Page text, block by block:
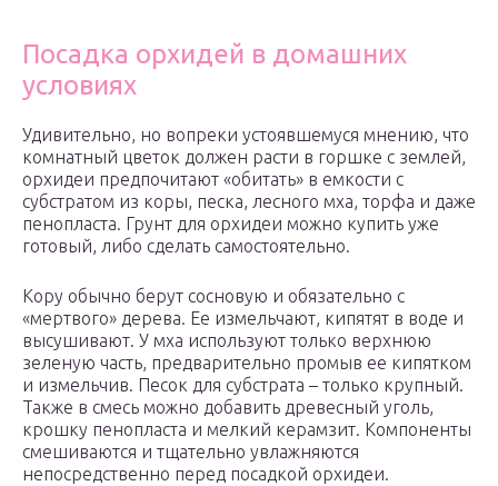
Посадка орхидей в домашних
условиях
Удивительно, но вопреки устоявшемуся мнению, что
комнатный цветок должен расти в горшке с землей,
орхидеи предпочитают «обитать» в емкости с
субстратом из коры, песка, лесного мха, торфа и даже
пенопласта. Грунт для орхидеи можно купить уже
готовый, либо сделать самостоятельно.
Кору обычно берут сосновую и обязательно с
«мертвого» дерева. Ее измельчают, кипятят в воде и
высушивают. У мха используют только верхнюю
зеленую часть, предварительно промыв ее кипятком
и измельчив. Песок для субстрата – только крупный.
Также в смесь можно добавить древесный уголь,
крошку пенопласта и мелкий керамзит. Компоненты
смешиваются и тщательно увлажняются
непосредственно перед посадкой орхидеи.